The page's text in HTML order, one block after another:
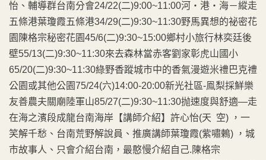
怡、輔導群台南分會24/22(二)9:00~11:00河‧港‧海－縱走
五條港葉瓊霞五條港34/29(二)9:30~11:30野馬異想的祕密花
園陳格宗秘密花園45/6(二)9:30~15:00鄉村小旅行林奕廷後
壁55/13(二)9:30~11:30來去森林當赤客劉家彰虎山國小
65/20(二)9:30~11:30綠野香蹤城市中的香氣漫遊米禮巴克禮
公園或其他公園75/24(六)14:00-20:00新光社區-鳯梨採鮮樂
友善農夫關廟陸軍山85/27(二)9:30~11:30抛速度與舒適—走
在海之濱段成龍台南海岸【講師介紹】許心怡(天 空) ，一
笑解千愁、台南荒野解說員、推廣講師葉瓊霞(紫嘯鶇) ，城
市故事人、只會介紹台南，最憨慢介紹自己.陳格宗